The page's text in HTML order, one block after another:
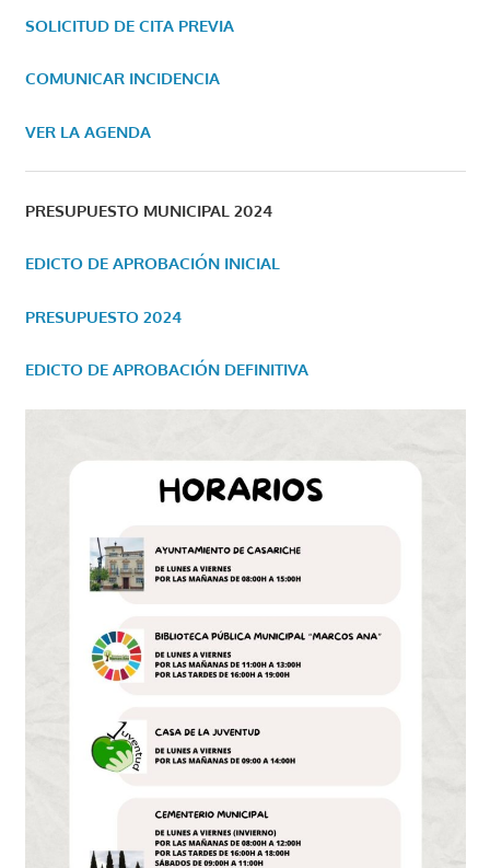
SOLICITUD DE CITA PREVIA
COMUNICAR INCIDENCIA
VER LA AGENDA
PRESUPUESTO MUNICIPAL 2024
EDICTO DE APROBACIÓN INICIAL
PRESUPUESTO 2024
EDICTO DE APROBACIÓN DEFINITIVA